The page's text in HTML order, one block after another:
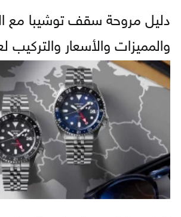
دليل مروحة سقف توشيبا مع
والمميزات والأسعار والتركيب لعام